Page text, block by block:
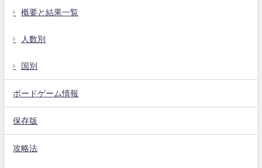
概要と結果一覧
人数別
国別
ボードゲーム情報
保存版
攻略法